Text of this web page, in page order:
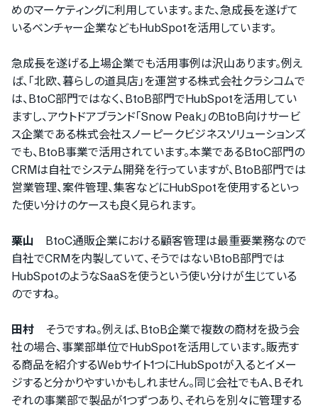
PRONIアイミツ
をご利用の方
PRONIアイミツメンバーズ
マイページにログイン
めのマーケティングに利用しています。また、急成長を遂げて
いるベンチャー企業などもHubSpotを活用しています。
急成長を遂げる上場企業でも活用事例は沢山あります。例え
ば、「北欧、暮らしの道具店」を運営する株式会社クラシコムで
は、BtoC部門ではなく、BtoB部門でHubSpotを活用してい
ますし、アウトドアブランド「Snow Peak」のBtoB向けサービ
ス企業である株式会社スノーピークビジネスソリューションズ
でも、BtoB事業で活用されています。本業であるBtoC部門の
CRMは自社でシステム開発を行っていますが、BtoB部門では
営業管理、案件管理、集客などにHubSpotを使用するといっ
た使い分けのケースも良く見られます。
栗山 BtoC通販企業における顧客管理は最重要業務なので
自社でCRMを内製していて、そうではないBtoB部門では
HubSpotのようなSaaSを使うという使い分けが生じている
のですね。
田村 そうですね。例えば、BtoB企業で複数の商材を扱う会
社の場合、事業部単位でHubSpotを活用しています。販売す
る商品を紹介するWebサイト1つにHubSpotが入るとイメー
ジすると分かりやすいかもしれません。同じ会社でもA、Bそれ
ぞれの事業部で製品が1つずつあり、それらを別々に管理する